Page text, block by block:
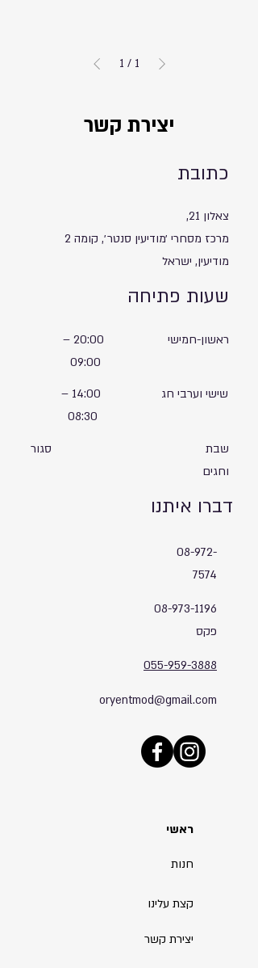
1
/
1
יצירת קשר
כתובת
צאלון 21,
מרכז מסחרי ׳מודיעין סנטר׳, קומה 2
מודיעין, ישראל
שעות פתיחה
20:00
–
14:00
–
סגור
ראשון-חמישי
שישי וערבי חג
שבת
וחגים
דברו איתנו
08-972-
7574
08-973-1196
פקס
055-959-3888
oryentmod@gmail.com
ראשי
חנות
קצת עלינו
יצירת קשר